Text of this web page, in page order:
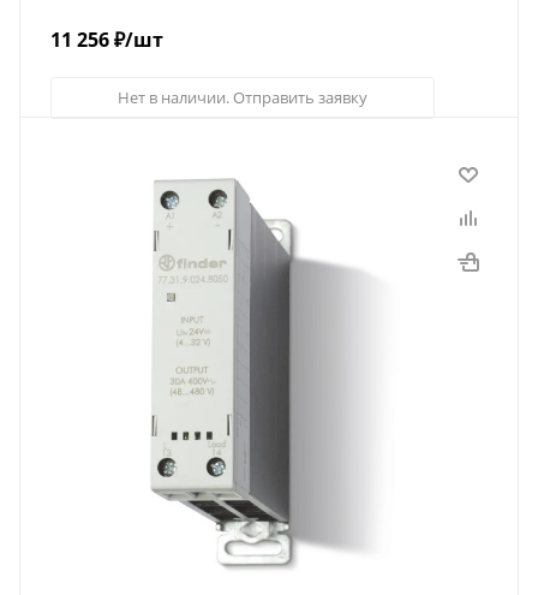
11 256₽/шт
Нет в наличии. Отправить заявку